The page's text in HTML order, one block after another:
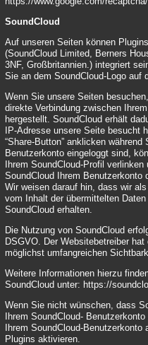
SoundCloud
Auf unseren Seiten können
(SoundCloud Limited, Berners
3NF, Großbritannien.) integriert
Sie an dem SoundCloud-Logo auf
Wenn Sie unsere Seiten
direkte Verbindung zwischen
hergestellt. SoundCloud erhält
IP-Adresse unsere Seite besucht
“Share-Button” anklicken
Benutzerkonto eingeloggt sind,
Ihrem SoundCloud-Profil
SoundCloud Ihrem Benutzerkonto
Wir weisen darauf hin, dass wir
vom Inhalt der übermittelten
SoundCloud erhalten.
Die Nutzung von SoundCloud
DSGVO. Der Websitebetreiber
möglichst umfangreichen
Weitere Informationen hierzu
SoundCloud unter: https://
Wenn Sie nicht wünschen, dass
Ihrem SoundCloud-
Ihrem SoundCloud-
Plugins aktivieren.